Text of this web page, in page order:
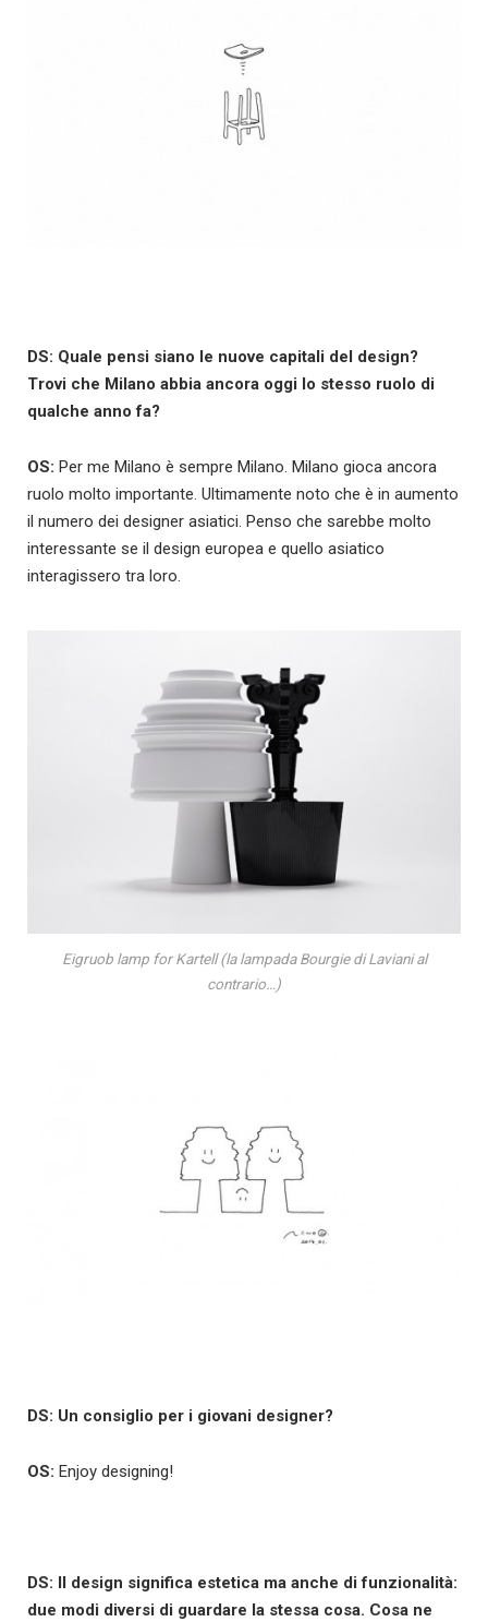
DS: Quale pensi siano le nuove capitali del design?
Trovi che Milano abbia ancora oggi lo stesso ruolo di
qualche anno fa?
OS: Per me Milano è sempre Milano. Milano gioca ancora
ruolo molto importante. Ultimamente noto che è in aumento
il numero dei designer asiatici. Penso che sarebbe molto
interessante se il design europea e quello asiatico
interagissero tra loro.
Eigruob lamp for Kartell (la lampada Bourgie di Laviani al
contrario…)
DS: Un consiglio per i giovani designer?
OS: Enjoy designing!
DS: Il design significa estetica ma anche di funzionalità:
due modi diversi di guardare la stessa cosa. Cosa ne